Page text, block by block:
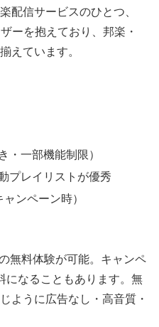
配信サービスのひとつ、
ーを抱えており、邦楽・
えています。
・一部機能制限）
プレイリストが優秀
ンペーン時）
無料体験が可能。キャンペ
になることもあります。無
ように広告なし・高音質・